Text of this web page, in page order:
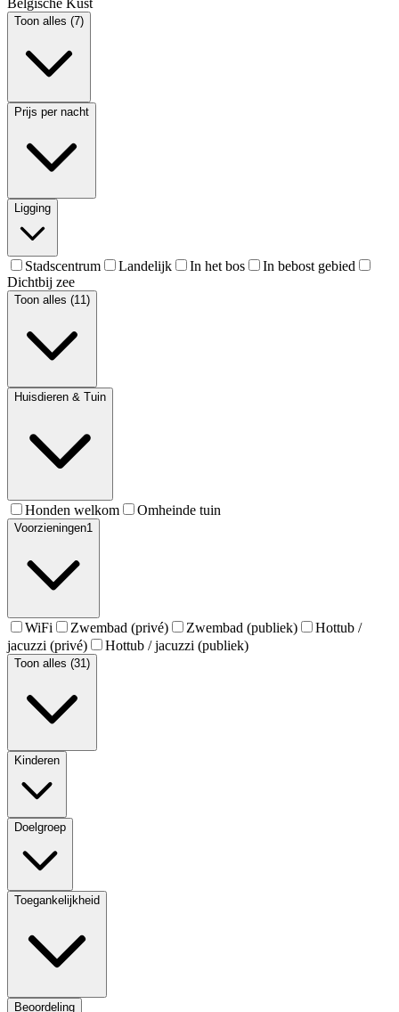
Toon alles (7)
Prijs per nacht
Ligging
Stadscentrum Landelijk In het bos
In bebost gebied
Dichtbij zee
Toon alles (11)
Huisdieren & Tuin
Honden welkom Omheinde tuin
Voorzieningen1
WiFi Zwembad (privé) Zwembad (publiek)
Hottub /
jacuzzi (privé)
Hottub / jacuzzi (publiek)
Toon alles (31)
Kinderen
Doelgroep
Toegankelijkheid
Beoordeling